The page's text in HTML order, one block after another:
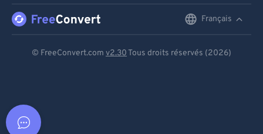
Français
© FreeConvert.com v2.30 Tous droits réservés (2026)